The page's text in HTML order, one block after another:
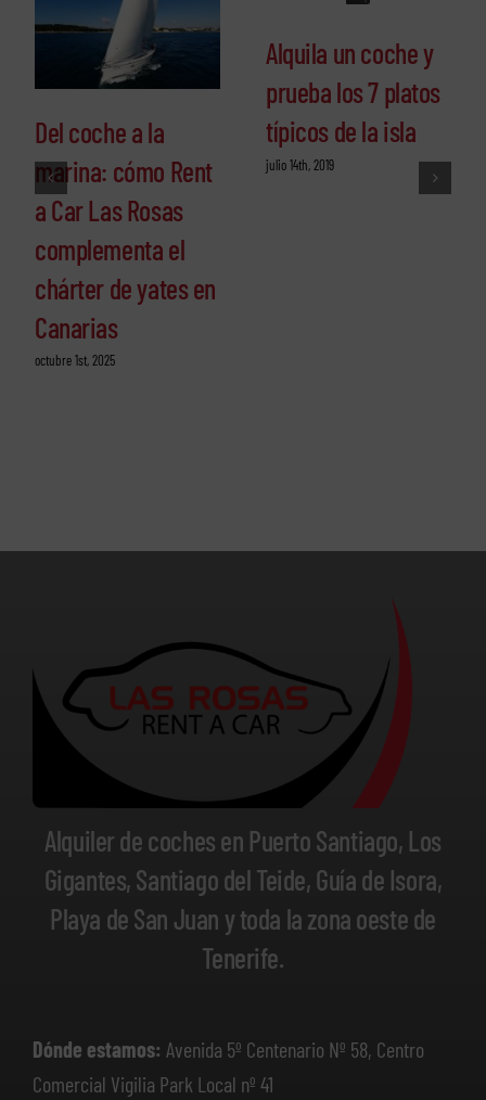
Del coche a la
marina: cómo Rent
a Car Las Rosas
complementa el
chárter de yates en
Canarias
octubre 1st, 2025
Alquila un coche y
prueba los 7 platos
típicos de la isla
julio 14th, 2019
Alquiler de coches en Puerto Santiago, Los
Gigantes, Santiago del Teide, Guía de Isora,
Playa de San Juan y toda la zona oeste de
Tenerife.
Dónde estamos: Avenida 5º Centenario Nº 58, Centro
Comercial Vigilia Park Local nº 41